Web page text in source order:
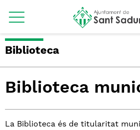
Biblioteca
Biblioteca
La Biblioteca és de titularitat